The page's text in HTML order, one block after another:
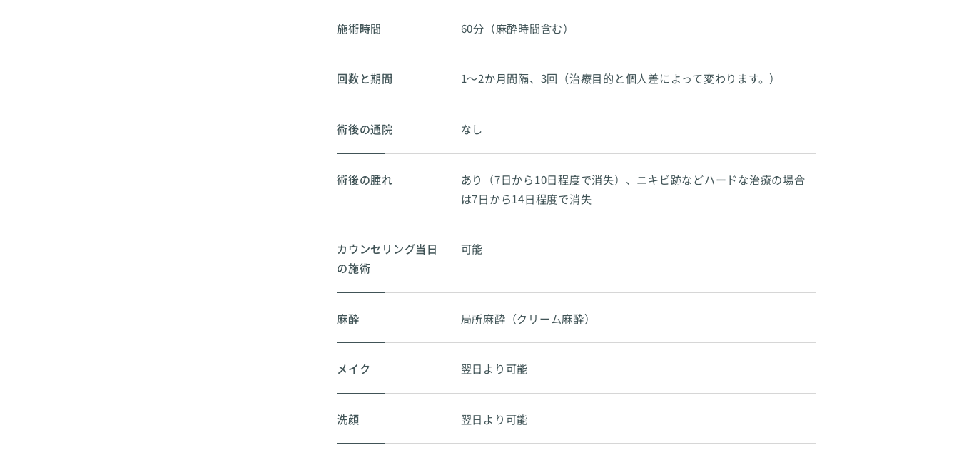
施術時間 60分（麻酔時間含む）
回数と期間 1～2か月間隔、3回（治療目的と個人差によって変わります。）
術後の通院 なし
術後の腫れ
あり（7日から10日程度で消失）、ニキビ跡などハードな治療の場合
は7日から14日程度で消失
カウンセリング当日
の施術
可能
麻酔 局所麻酔（クリーム麻酔）
メイク 翌日より可能
洗顔 翌日より可能